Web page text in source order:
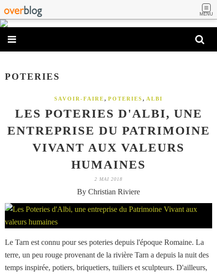
MENU
POTERIES
SAVOIR-FAIRE , POTERIES , ALBI
LES POTERIES D'ALBI, UNE
ENTREPRISE DU PATRIMOINE
VIVANT AUX VALEURS
HUMAINES
2 MAI 2018
By Christian Riviere
Le Tarn est connu pour ses poteries depuis l'époque Romaine. La
terre, un peu rouge provenant de la rivière Tarn a depuis la nuit des
temps inspirée, potiers, briquetiers, tuiliers et sculpteurs. D'ailleurs,